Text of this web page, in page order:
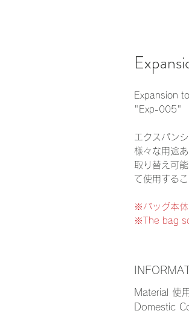
Expansion
"Exp-005"
エクスパン
様々な用途
取り替え可
て使用する
※バッグ本体
※The bag
Material 使
Domestic